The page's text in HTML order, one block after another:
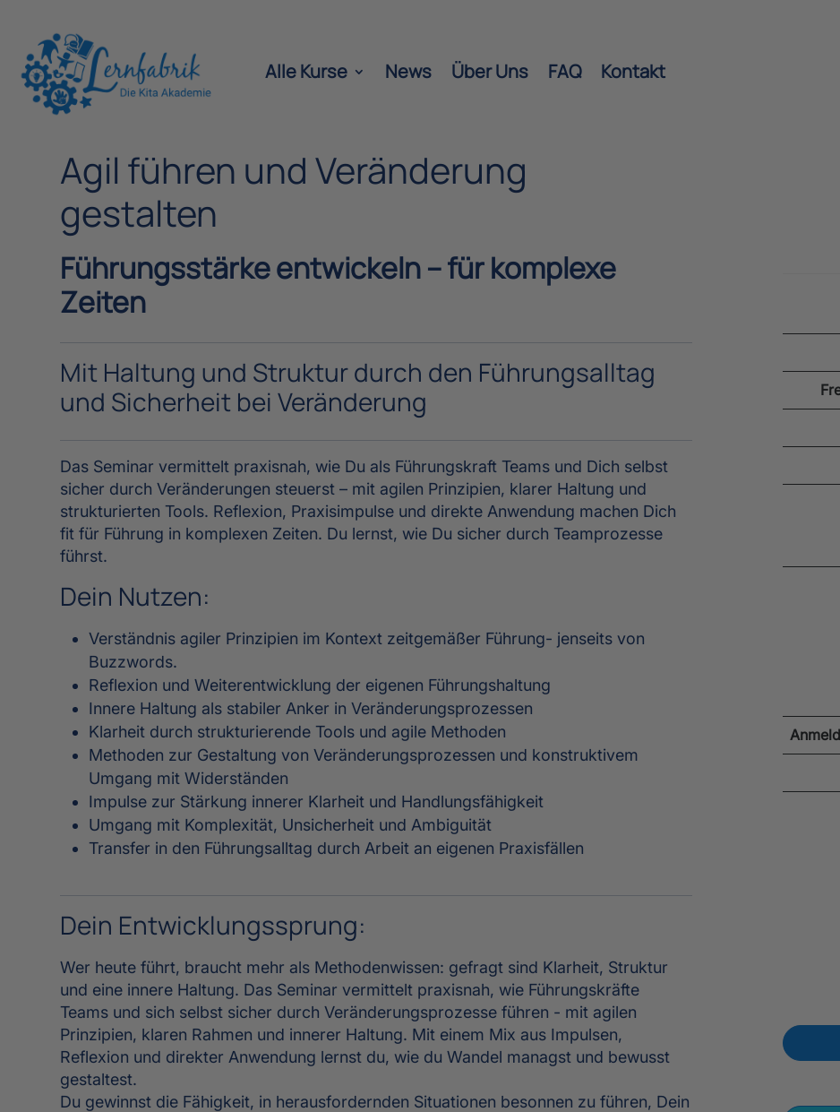
Alle Kurse News Über Uns FAQ Kontakt
Agil führen und Veränderung
gestalten
Führungsstärke entwickeln – für komplexe
Zeiten
Mit Haltung und Struktur durch den Führungsalltag
und Sicherheit bei Veränderung
Das Seminar vermittelt praxisnah, wie Du als Führungskraft Teams und Dich selbst
sicher durch Veränderungen steuerst – mit agilen Prinzipien, klarer Haltung und
strukturierten Tools. Reflexion, Praxisimpulse und direkte Anwendung machen Dich
fit für Führung in komplexen Zeiten. Du lernst, wie Du sicher durch Teamprozesse
führst.
Dein Nutzen:
Verständnis agiler Prinzipien im Kontext zeitgemäßer Führung- jenseits von
Buzzwords.
Reflexion und Weiterentwicklung der eigenen Führungshaltung
Innere Haltung als stabiler Anker in Veränderungsprozessen
Klarheit durch strukturierende Tools und agile Methoden
Methoden zur Gestaltung von Veränderungsprozessen und konstruktivem
Umgang mit Widerständen
Impulse zur Stärkung innerer Klarheit und Handlungsfähigkeit
Umgang mit Komplexität, Unsicherheit und Ambiguität
Transfer in den Führungsalltag durch Arbeit an eigenen Praxisfällen
Dein Entwicklungssprung:
Wer heute führt, braucht mehr als Methodenwissen: gefragt sind Klarheit, Struktur
und eine innere Haltung. Das Seminar vermittelt praxisnah, wie Führungskräfte
Teams und sich selbst sicher durch Veränderungsprozesse führen - mit agilen
Prinzipien, klaren Rahmen und innerer Haltung. Mit einem Mix aus Impulsen,
Reflexion und direkter Anwendung lernst du, wie du Wandel managst und bewusst
gestaltest.
Du gewinnst die Fähigkeit, in herausfordernden Situationen besonnen zu führen, Dein